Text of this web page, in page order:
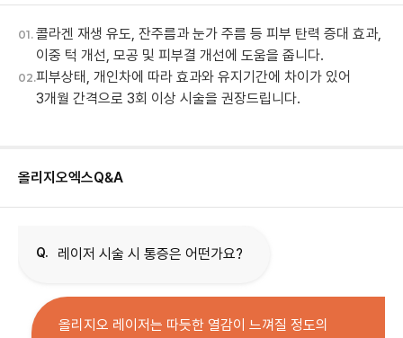
01. 콜라겐 재생 유도, 잔주름과 눈가 주름 등 피부 탄력 증대 효과,
이중 턱 개선, 모공 및 피부결 개선에 도움을 줍니다.
02.피부상태, 개인차에 따라 효과와 유지기간에 차이가 있어
3개월 간격으로 3회 이상 시술을 권장드립니다.
올리지오엑스Q&A
Q. 레이저 시술 시 통증은 어떤가요?
올리지오 레이저는 따듯한 열감이 느껴질 정도의